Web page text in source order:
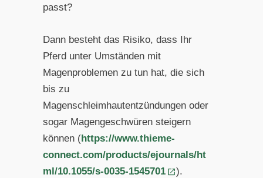
passt?
Dann besteht das Risiko, dass Ihr
Pferd unter Umständen mit
Magenproblemen zu tun hat, die sich
bis zu
Magenschleimhautentzündungen oder
sogar Magengeschwüren steigern
können (https://www.thieme-
connect.com/products/ejournals/ht
ml/10.1055/s-0035-1545701
).